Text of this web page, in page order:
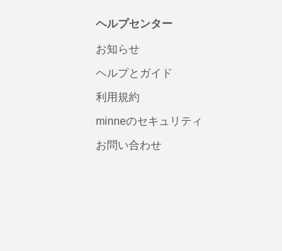
ヘルプセンター
お知らせ
ヘルプとガイド
利用規約
minneのセキュリティ
お問い合わせ